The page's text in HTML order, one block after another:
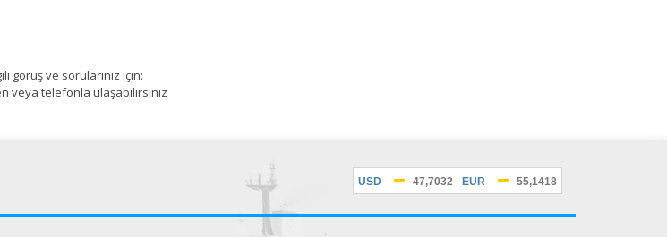
görüş ve sorularınız için:
veya telefonla ulaşabilirsiniz